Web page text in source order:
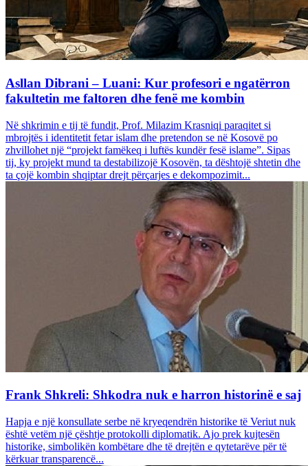
Asllan Dibrani – Luani: Kur profesori e ngatërron
fakultetin me faltoren dhe fenë me kombin
Në shkrimin e tij të fundit, Prof. Milazim Krasniqi paraqitet si
mbrojtës i identitetit fetar islam dhe pretendon se në Kosovë po
zhvillohet një “projekt famëkeq i luftës kundër fesë islame”. Sipas
tij, ky projekt mund ta destabilizojë Kosovën, ta dështojë shtetin dhe
ta çojë kombin shqiptar drejt përçarjes e dekompozimit...
Frank Shkreli: Shkodra nuk e harron historinë e saj
Hapja e një konsullate serbe në kryeqendrën historike të Veriut nuk
është vetëm një çështje protokolli diplomatik. Ajo prek kujtesën
historike, simbolikën kombëtare dhe të drejtën e qytetarëve për të
kërkuar transparencë...